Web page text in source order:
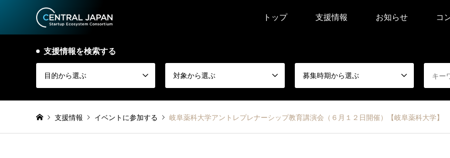
トップ 支援情報 お知らせ コ
支援情報を検索する
目的から選ぶ 対象から選ぶ 募集時期から選ぶ
支援情報 イベントに参加する 岐阜薬科大学アントレプレナーシップ教育講演会（６月１２日開催）【岐阜薬科大学】